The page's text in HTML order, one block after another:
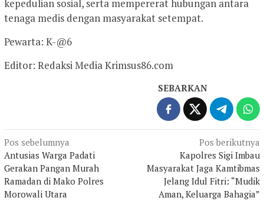
kepedulian sosial, serta mempererat hubungan antara
tenaga medis dengan masyarakat setempat.
Pewarta: K-@6
Editor: Redaksi Media Krimsus86.com
SEBARKAN
Navigasi
pos
Pos sebelumnya
Antusias Warga Padati
Gerakan Pangan Murah
Ramadan di Mako Polres
Morowali Utara
Pos berikutnya
Kapolres Sigi Imbau
Masyarakat Jaga Kamtibmas
Jelang Idul Fitri: “Mudik
Aman, Keluarga Bahagia”